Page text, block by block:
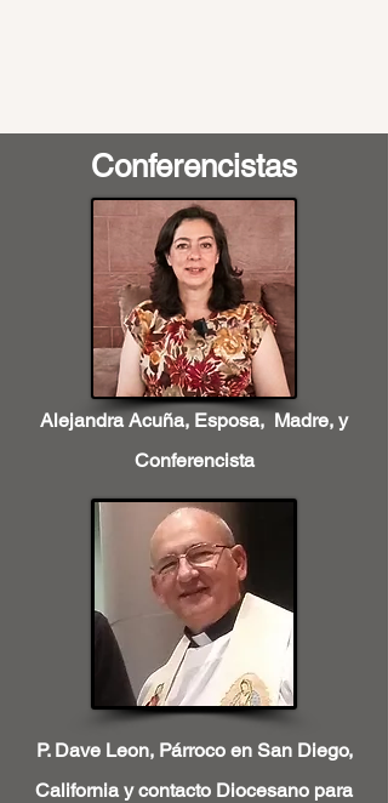
Conferencistas
Alejandra Acuña, Esposa, Madre, y
Conferencista
P. Dave Leon, Párroco en San Diego,
California y contacto Diocesano para